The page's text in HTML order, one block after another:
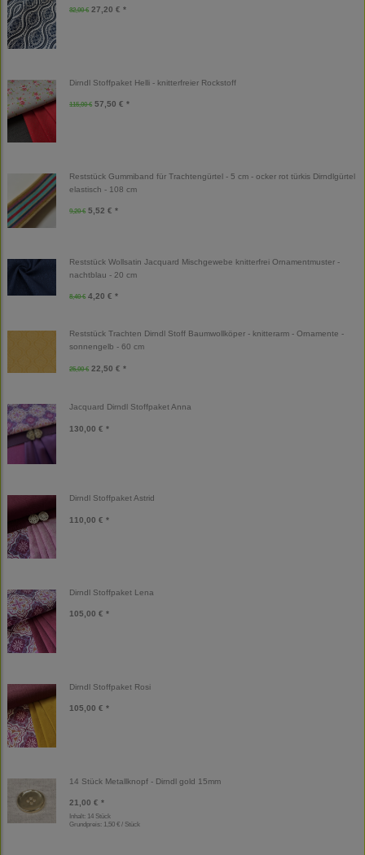
32,00 € 27,20 € *
Dirndl Stoffpaket Helli - knitterfreier Rockstoff
115,00 € 57,50 € *
Reststück Gummiband für Trachtengürtel - 5 cm - ocker rot türkis Dirndlgürtel
elastisch - 108 cm
9,20 € 5,52 € *
Reststück Wollsatin Jacquard Mischgewebe knitterfrei Ornamentmuster -
nachtblau - 20 cm
8,40 € 4,20 € *
Reststück Trachten Dirndl Stoff Baumwollköper - knitterarm - Ornamente -
sonnengelb - 60 cm
25,00 € 22,50 € *
Jacquard Dirndl Stoffpaket Anna
130,00 € *
Dirndl Stoffpaket Astrid
110,00 € *
Dirndl Stoffpaket Lena
105,00 € *
Dirndl Stoffpaket Rosi
105,00 € *
14 Stück Metallknopf - Dirndl gold 15mm
21,00 € *
Inhalt: 14 Stück
Grundpreis: 1,50 € / Stück